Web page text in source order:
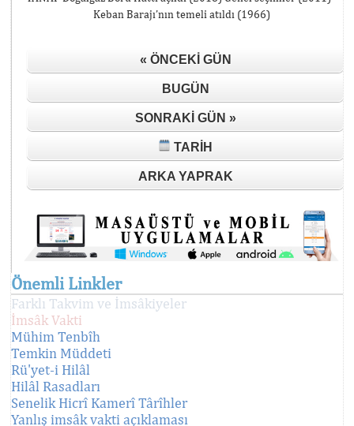
Keban Barajı’nın temeli atıldı (1966)
« ÖNCEKI GÜN
BUGÜN
SONRAKI GÜN »
TARIH
ARKA YAPRAK
Önemli Linkler
Farklı Takvim ve İmsâkiyeler
İmsâk Vakti
Mühim Tenbîh
Temkin Müddeti
Rü'yet-i Hilâl
Hilâl Rasadları
Senelik Hicrî Kamerî Târîhler
Yanlış imsâk vakti açıklaması